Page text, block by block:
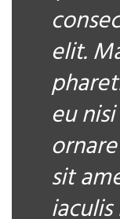
elit.
eu
sit